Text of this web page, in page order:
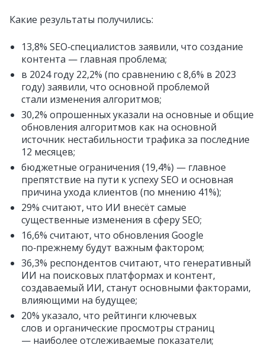
Какие результаты получились:
13,8% SEO‑специалистов заявили, что создание
контента — главная проблема;
в 2024 году 22,2% (по сравнению с 8,6% в 2023
году) заявили, что основной проблемой
стали изменения алгоритмов;
30,2% опрошенных указали на основные и общие
обновления алгоритмов как на основной
источник нестабильности трафика за последние
12 месяцев;
бюджетные ограничения (19,4%) — главное
препятствие на пути к успеху SEO и основная
причина ухода клиентов (по мнению 41%);
29% считают, что ИИ внесёт самые
существенные изменения в сферу SEO;
16,6% считают, что обновления Google
по‑прежнему будут важным фактором;
36,3% респондентов считают, что генеративный
ИИ на поисковых платформах и контент,
создаваемый ИИ, станут основными факторами,
влияющими на будущее;
20% указало, что рейтинги ключевых
слов и органические просмотры страниц
— наиболее отслеживаемые показатели;